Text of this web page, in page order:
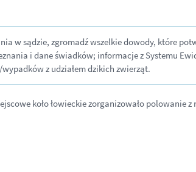
w sądzie, zgromadź wszelkie dowody, które
i dane świadków; informacje z Systemu
z udziałem dzikich zwierząt.
koło łowieckie zorganizowało polowanie